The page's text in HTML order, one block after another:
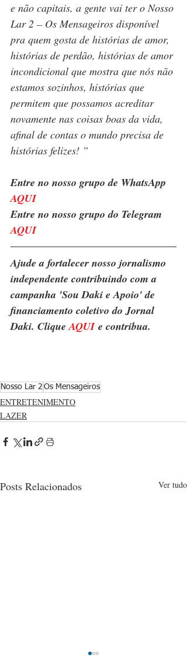
e não capitais, a gente vai ter o Nosso
Lar 2 – Os Mensageiros disponível
pra quem gosta de histórias de amor,
histórias de perdão, histórias de amor
incondicional que mostra que nós não
estamos sozinhos, histórias que
permitem que possamos acreditar
novamente nas coisas boas da vida,
afinal de contas o mundo precisa de
histórias felizes! ”
Entre no nosso grupo de WhatsApp
AQUI
Entre no nosso grupo do Telegram
AQUI
Ajude a fortalecer nosso jornalismo
independente contribuindo com a
campanha 'Sou Daki e Apoio' de
financiamento coletivo do Jornal
Daki. Clique AQUI e contribua.
Nosso Lar 2 Os Mensageiros
ENTRETENIMENTO
LAZER
Posts Relacionados Ver tudo